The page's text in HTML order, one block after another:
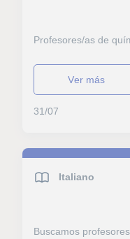
Profesores/as de
ver más
31/07
Italiano
Buscamos